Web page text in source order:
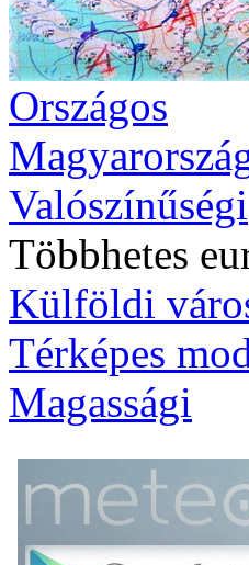
Országos
Valószínűségi
Többhetes
Külföldi
Térképes
Magassági